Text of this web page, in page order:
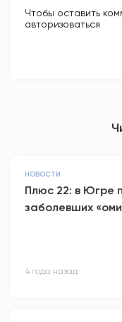
Чтобы оставить
авторизоваться
НОВОСТИ
Плюс 22: в Югре
заболевших
4 года назад